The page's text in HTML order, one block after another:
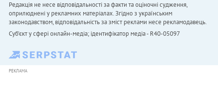
Редакція не несе відповідальності за факти та оціночні судження,
оприлюднені у рекламних матеріалах. Згідно з українським
законодавством, відповідальність за зміст реклами несе рекламодавець.
Cуб'єкт у сфері онлайн-медіа; ідентифікатор медіа - R40-05097
РЕКЛАМА